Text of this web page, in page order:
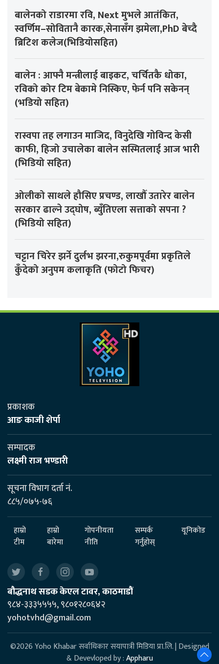
बालेनको राडारमा रवि, Next मुभले आतंकित,
स्वर्णिम–सोवितानै कारक,सेनासँग झमेला,PhD बेच्दै
ब्रिटिश कलेज(भिडियोसहित)
बालेन : आफ्नै मन्त्रीलाई बाइकट, चर्चितकै धोका,
रविको कोर टिम बेकामे निस्किए, फेर्न पनि सकेनन्
(भडियो सहित)
रास्वपा तह लगाउन माजिद, विनुदेखि गोविन्द केसी
काफी, हिजो उचालेका बालेन सस्मितलाई आज भारी
(भिडियो सहित)
ओलीको साथले हौसिए प्रचण्ड, लाखौँ उतारेर बालेन
सरकार ढाल्ने उद्घोष, ब्युँतिएला सत्ताको सपना ?
(भिडियो सहित)
चट्टान चिरेर झर्ने दुर्लभ झरना,रुकुमपूर्वमा प्रकृतिले
कुँदेको अनुपम कलाकृति (फोटो फिचर)
प्रकाशक
आङ काजी शेर्पा
सम्पादक
लक्ष्मी राज भण्डारी
सूचना विभाग दर्ता नं.
८८५/०७५-७६
हाम्रो
टीम
हाम्रो
बारेमा
गोपनीयता
नीति
सम्पर्क
गर्नुहोस्
यूनिकोड
बौद्धनाथ सडक केएल टावर, काठमाडौं
९८४-३३३५५५५, ९८०१२८०६४२
yohotvhd@gmail.com
©2026 Yoho Khabar सर्वाधिकार सयापात्री मिडिया प्रा.लि. | Designed
& Devevloped by :Appharu